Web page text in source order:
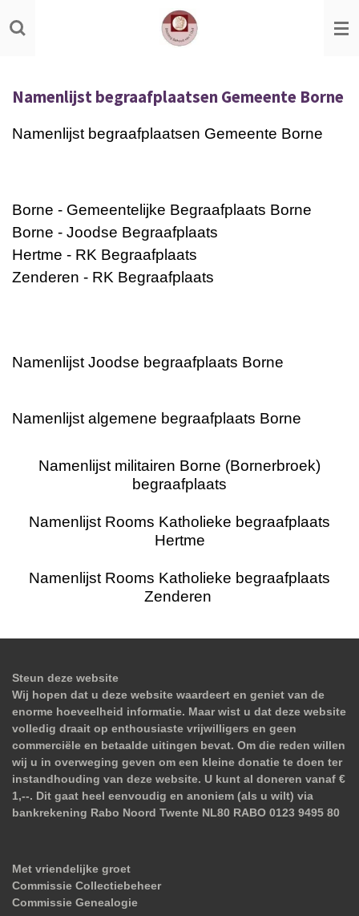
Ga
direct
hoofdinhoud
Namenlijst begraafplaatsen Gemeente Borne
Namenlijst begraafplaatsen Gemeente Borne
Borne - Gemeentelijke Begraafplaats Borne
Borne - Joodse Begraafplaats
Hertme - RK Begraafplaats
Zenderen - RK Begraafplaats
Namenlijst Joodse begraafplaats Borne
Namenlijst algemene begraafplaats Borne
Namenlijst militairen Borne (Bornerbroek)
begraafplaats
Namenlijst Rooms Katholieke begraafplaats
Hertme
Namenlijst Rooms Katholieke begraafplaats
Zenderen
Steun deze website
Wij hopen dat u deze website waardeert en geniet van de
enorme hoeveelheid informatie. Maar wist u dat deze website
volledig draait op enthousiaste vrijwilligers en geen
commerciële en betaalde uitingen bevat. Om die reden willen
wij u in overweging geven om een kleine donatie te doen ter
instandhouding van deze website. U kunt al doneren vanaf €
1,--. Dit gaat heel eenvoudig en anoniem (als u wilt) via
bankrekening Rabo Noord Twente NL80 RABO 0123 9495 80
Met vriendelijke groet
Commissie Collectiebeheer
Commissie Genealogie